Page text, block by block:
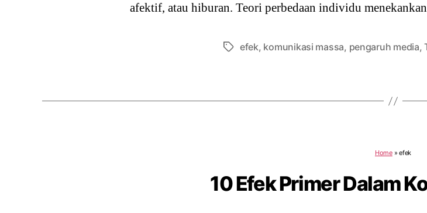
afektif, atau hiburan. Teori perbedaan individu
Tagsefek, komunikasi massa, pengaruh media,
Home»efek
10 Efek Primer Dalam